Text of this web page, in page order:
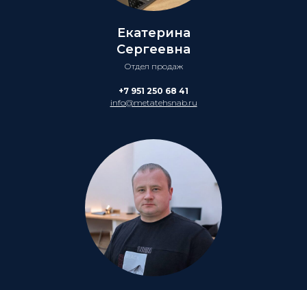
Екатерина
Сергеевна
Отдел продаж
+7 951 250 68 41
info@metatehsnab.ru